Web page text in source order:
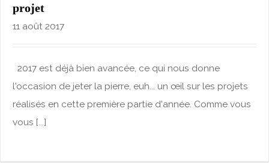
projet
11 août 2017
2017 est déjà bien avancée, ce qui nous donne
l'occasion de jeter la pierre, euh... un œil sur les projets
réalisés en cette première partie d'année. Comme vous
vous [...]